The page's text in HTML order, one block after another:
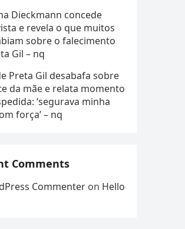
Dieckmann concede
e revela o que muitos
sobre o falecimento
Gil – nq
Preta Gil desabafa sobre
da mãe e relata momento
‘segurava minha
força’ – nq
Comments
Commenter on Hello